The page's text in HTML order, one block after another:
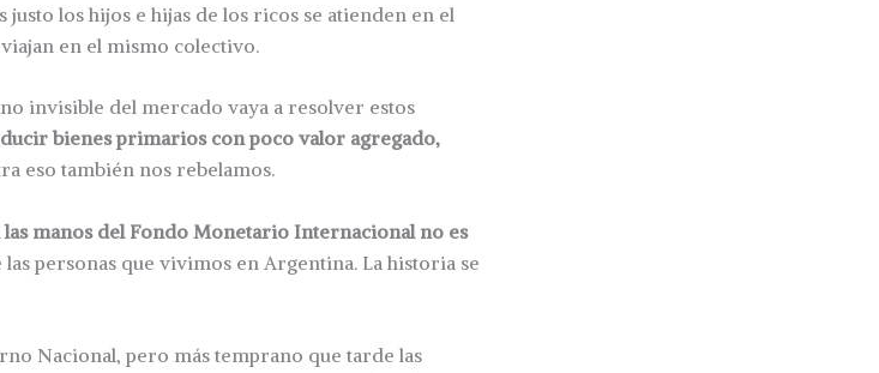
justo los hijos e hijas de los ricos se atienden en el
en el mismo colectivo.
invisible del mercado vaya a resolver estos
bienes primarios con poco valor agregado,
eso también nos rebelamos.
manos del Fondo Monetario Internacional no es
personas que vivimos en Argentina. La historia se
Nacional, pero más temprano que tarde las